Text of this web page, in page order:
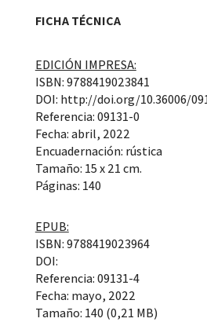
FICHA TÉCNICA
EDICIÓN IMPRESA:
ISBN: 9788419023841
DOI: http://doi.org/10.36006/
Referencia: 09131-0
Fecha: abril, 2022
Encuadernación: rústica
Tamaño: 15 x 21 cm.
Páginas: 140
EPUB:
ISBN: 9788419023964
DOI:
Referencia: 09131-4
Fecha: mayo, 2022
Tamaño: 140 (0,21 MB)